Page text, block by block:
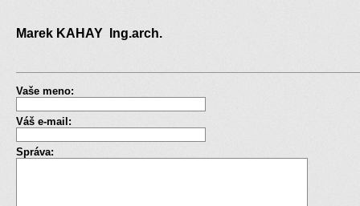
Marek KAHAY Ing.arch.
Vaše meno:
Váš e-mail:
Správa: